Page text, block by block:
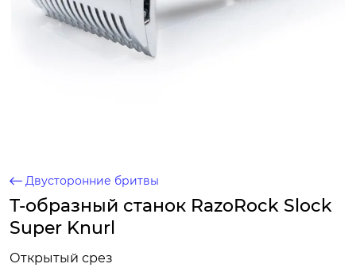
Двусторонние бритвы
Т-образный станок RazoRock Slock
Super Knurl
Открытый срез